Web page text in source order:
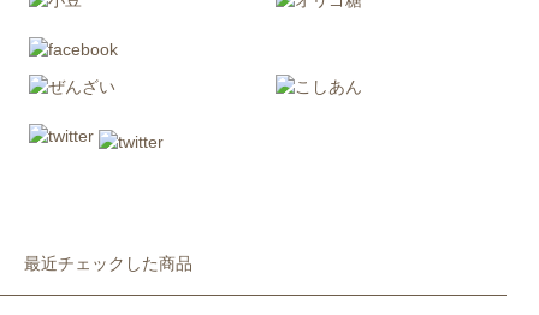
最近チェックした商品